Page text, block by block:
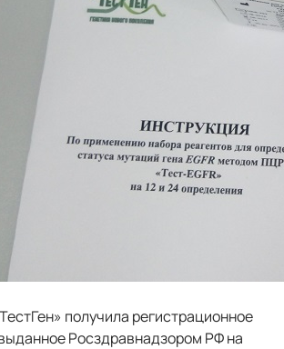
получила регистрационное
Росздравнадзором РФ на